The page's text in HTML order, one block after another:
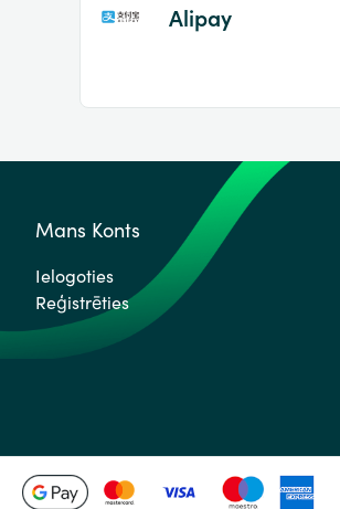
Alipay
Mans Konts
Ielogoties
Reģistrēties